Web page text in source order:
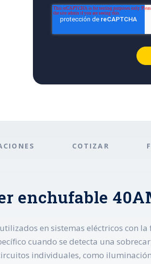
COTIZAR
enchufable
en sistemas eléctricos con
cuando se detecta una
individuales, como